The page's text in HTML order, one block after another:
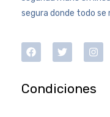
segura donde todo se
Condiciones